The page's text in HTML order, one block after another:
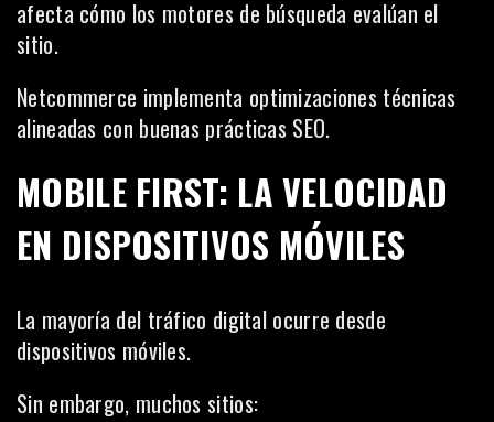
afecta cómo los motores de búsqueda evalúan el
sitio.
Netcommerce implementa optimizaciones técnicas
alineadas con buenas prácticas SEO.
MOBILE FIRST: LA VELOCIDAD
EN DISPOSITIVOS MÓVILES
La mayoría del tráfico digital ocurre desde
dispositivos móviles.
Sin embargo, muchos sitios: